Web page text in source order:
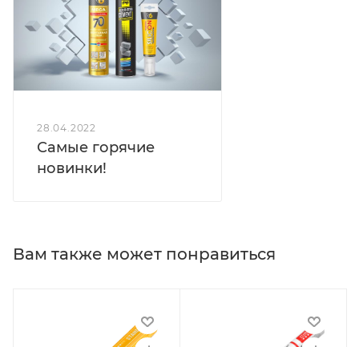
28.04.2022
Самые горячие
новинки!
Вам также может понравиться